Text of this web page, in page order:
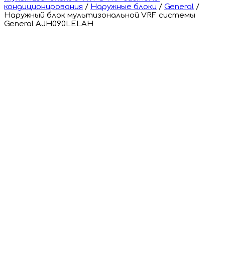
кондиционирования / Наружные блоки / General /
Наружный блок мультизональной VRF системы
General AJH090LELAH